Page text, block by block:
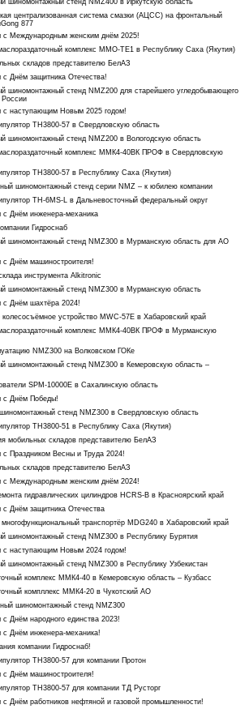
шиномонтажный стенд NMZ400 в Иркутскую область
централизованная система смазки (АЦСС) на фронтальный
877
с Международным женским днём 2025!
комплекс MMO-TE1 в Республику Саха (Якутия)
складов представителю БелАЗ
с Днём защитника Отечества!
шиномонтажный стенд NMZ200 для старейшего угледобывающего
России
с наступающим Новым 2025 годом!
TH3800-57 в Свердловскую область
шиномонтажный стенд NMZ200 в Вологодскую область
комплекс ММК4-40ВК ПРОФ в Свердловскую
TH3800-57 в Республику Саха (Якутия)
шиномонтажный стенд серии NMZ – к юбилею компании
TH-6MS-L в Дальневосточный федеральный округ
с Днём инженера-механика
Гидроснаб
шиномонтажный стенд NMZ300 в Мурманскую область для АО
с Днём машиностроителя!
инструмента Alkitronic
шиномонтажный стенд NMZ300 в Мурманскую область
с Днём шахтёра 2024!
колесосъёмное устройство MWC-57E в Хабаровский край
комплекс ММК4-40ВК ПРОФ в Мурманскую
NMZ300 на Волковском ГОКе
шиномонтажный стенд NMZ300 в Кемеровскую область –
SPM-10000E в Сахалинскую область
с Днём Победы!
стенд NMZ300 в Свердловскую область
TH3800-51 в Республику Саха (Якутия)
мобильных складов представителю БелАЗ
с Праздником Весны и Труда 2024!
складов представителю БелАЗ
с Международным женским днём 2024!
гидравлических цилиндров HCRS-B в Красноярский край
с Днём защитника Отечества
транспортёр MDG240 в Хабаровский край
шиномонтажный стенд NMZ300 в Республику Бурятия
с наступающим Новым 2024 годом!
шиномонтажный стенд NMZ300 в Республику Узбекистан
комплекс ММК4-40 в Кемеровскую область – Кузбасс
компллекс ММК4-20 в Чукотский АО
шиномонтажный стенд NMZ300
с Днём народного единства 2023!
с Днём инженера-механика!
компании Гидроснаб!
TH3800-57 для компании Протон
с Днём машиностроителя!
TH3800-57 для компании ТД Русторг
с Днём работников нефтяной и газовой промышленности!